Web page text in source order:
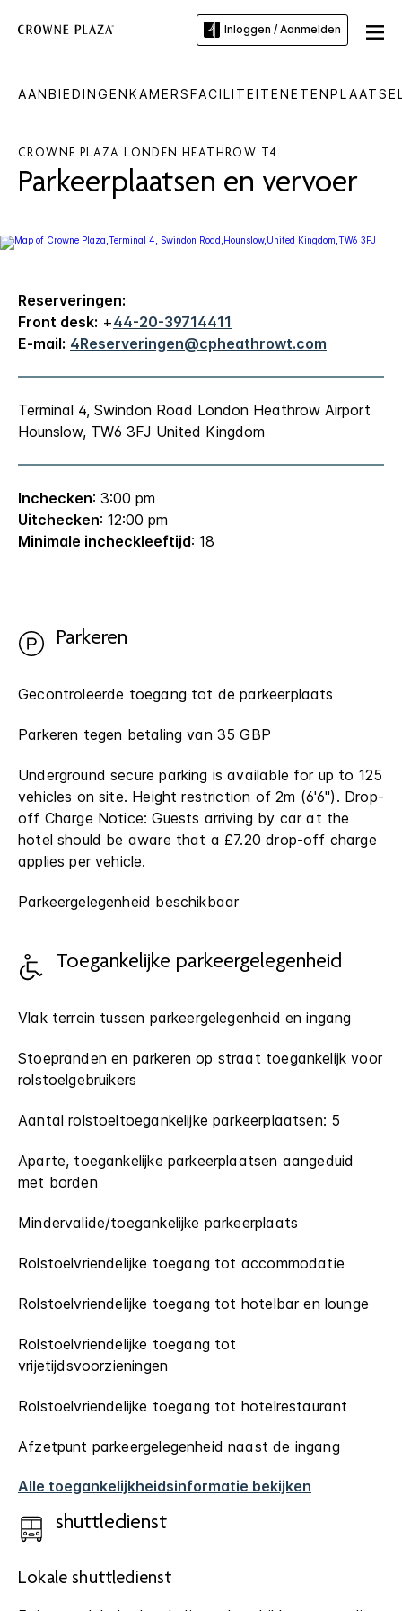
Inloggen / Aanmelden
AANBIEDINGENKAMERSFACILITEITENETEN
CROWNE PLAZA LONDEN HEATHROW T4
Parkeerplaatsen en vervoer
Reserveringen:
Front desk: +44-20-39714411
E-mail: 4Reserveringen@cpheathrowt.com
Terminal 4, Swindon Road London Heathrow Airport
Hounslow, TW6 3FJ United Kingdom
Inchecken: 3:00 pm
Uitchecken: 12:00 pm
Minimale incheckleeftijd: 18
Parkeren
Gecontroleerde toegang tot de parkeerplaats
Parkeren tegen betaling van 35 GBP
Underground secure parking is available for up to 125
vehicles on site. Height restriction of 2m (6'6"). Drop-
off Charge Notice: Guests arriving by car at the
hotel should be aware that a £7.20 drop-off charge
applies per vehicle.
Parkeergelegenheid beschikbaar
Toegankelijke parkeergelegenheid
Vlak terrein tussen parkeergelegenheid en ingang
Stoepranden en parkeren op straat toegankelijk voor
rolstoelgebruikers
Aantal rolstoeltoegankelijke parkeerplaatsen: 5
Aparte, toegankelijke parkeerplaatsen aangeduid
met borden
Mindervalide/toegankelijke parkeerplaats
Rolstoelvriendelijke toegang tot accommodatie
Rolstoelvriendelijke toegang tot hotelbar en lounge
Rolstoelvriendelijke toegang tot
vrijetijdsvoorzieningen
Rolstoelvriendelijke toegang tot hotelrestaurant
Afzetpunt parkeergelegenheid naast de ingang
Alle toegankelijkheidsinformatie bekijken
shuttledienst
Lokale shuttledienst